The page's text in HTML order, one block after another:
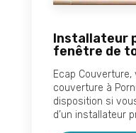
Installateur
fenêtre de
Ecap
couverture à
disposition si
d’un installateur